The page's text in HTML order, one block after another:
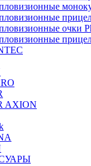
очки
AXION